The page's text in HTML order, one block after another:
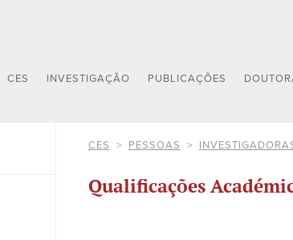
CES INVESTIGAÇÃO PUBLICAÇÕES
CES PESSOAS
Qualificações